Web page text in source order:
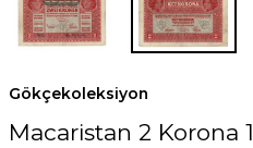
Gökçekoleksiyon
Macaristan 2 Korona